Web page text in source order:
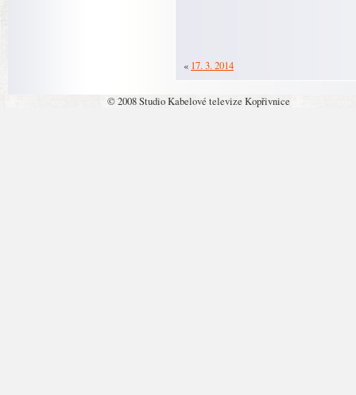
« 17. 3. 2014
© 2008 Studio Kabelové televize Kopřivnice